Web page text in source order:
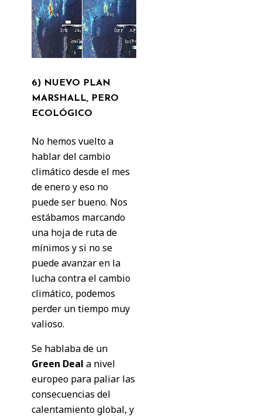
6) NUEVO PLAN
MARSHALL, PERO
ECOLÓGICO
No hemos vuelto a
hablar del cambio
climático desde el mes
de enero y eso no
puede ser bueno. Nos
estábamos marcando
una hoja de ruta de
mínimos y si no se
puede avanzar en la
lucha contra el cambio
climático, podemos
perder un tiempo muy
valioso.
Se hablaba de un
Green Deal a nivel
europeo para paliar las
consecuencias del
calentamiento global, y